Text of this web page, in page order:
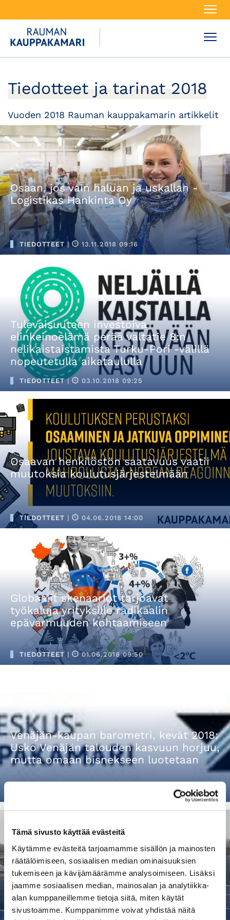
Tämä sivusto käyttää evästeitä
Käytämme evästeitä tarjoamamme sisällön ja mainosten
räätälöimiseen, sosiaalisen median ominaisuuksien
tukemiseen ja kävijämäärämme analysoimiseen. Lisäksi
jaamme sosiaalisen median, mainosalan ja analytiikka-
alan kumppaneillemme tietoja siitä, miten käytät
sivustoamme. Kumppanimme voivat yhdistää näitä
Tiedotteet ja tarinat 2018
Vuoden 2018 Rauman kauppakamarin artikkelit
Osaan, jos vain haluan ja uskallan -
Logistikas Hankinta Oy
TIEDOTTEET | 13.11.2018 09:16
Tulevaisuuteen investoiva
elinkeinoelämä perää valtatie 8:n
nelikaistaistamista Turku-Pori -välillä
nopeutetulla aikataululla
TIEDOTTEET| 03.10.2018 09:25
Osaavan henkilöstön saatavuus vaatii
muutoksia koulutusjärjestelmään
TIEDOTTEET | 04.06.2018 14:00
Globaalit skenaariot tarjoavat
työkaluja yrityksille radikaalin
epävarmuuden kohtaamiseen
TIEDOTTEET| 01.06.2018 09:50
Venäjän-kaupan barometri, kevät 2018:
Usko Venäjän talouden kasvuun horjuu,
mutta omaan bisnekseen luotetaan
Ei näy, eikä kuulu, mutta tuntuu -
Paneliankosken voima Oy ​​​​​​​